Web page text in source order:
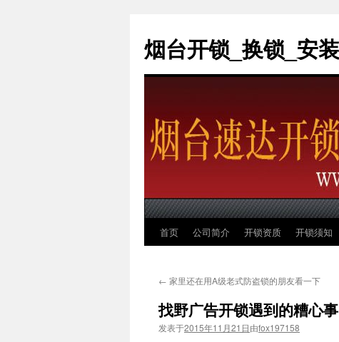
烟台开锁_换锁_安
文
首页 公司简介 开锁资质 开锁须知
← 家里还在用A级老式防盗锁的朋友看一下
找野广告开锁遇到的糟心事
发表于2015年11月21日由fox197158